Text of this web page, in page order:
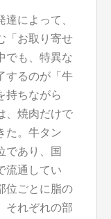
によって、
「お取り寄せ
でも、特異な
するのが「牛
持ちながら
、焼肉だけで
た。牛タン
であり、国
流通してい
位ごとに脂の
それぞれの部